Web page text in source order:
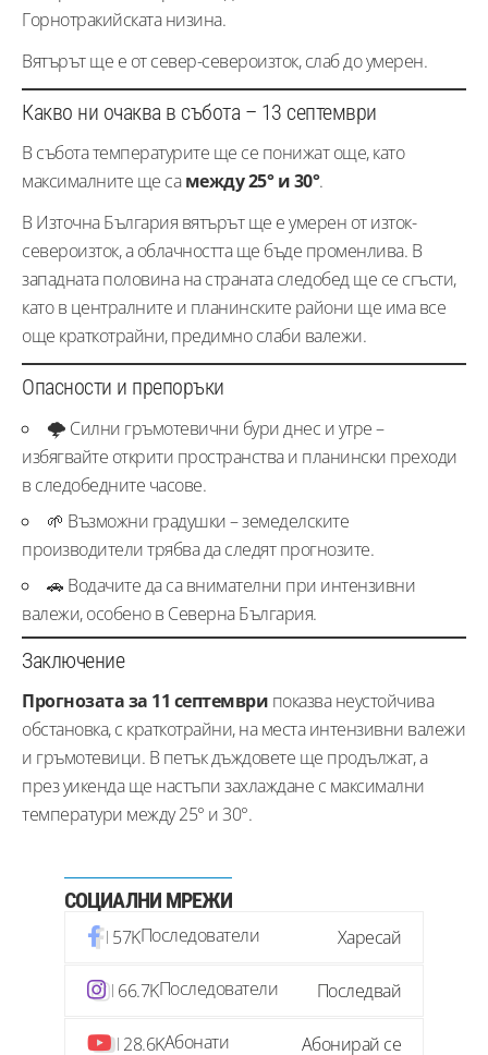
Горнотракийската низина.
Вятърът ще е от север-североизток, слаб до умерен.
Какво ни очаква в събота – 13 септември
В събота температурите ще се понижат още, като
максималните ще самежду 25° и 30°.
В Източна България вятърът ще е умерен от изток-
североизток, а облачността ще бъде променлива. В
западната половина на страната следобед ще се сгъсти,
като в централните и планинските райони ще има все
още краткотрайни, предимно слаби валежи.
Опасности и препоръки
🌩️ Силни гръмотевични бури днес и утре –
избягвайте открити пространства и планински преходи
в следобедните часове.
🌱 Възможни градушки – земеделските
производители трябва да следят прогнозите.
🚗 Водачите да са внимателни при интензивни
валежи, особено в Северна България.
Заключение
Прогнозата за 11 септември показва неустойчива
обстановка, с краткотрайни, на места интензивни валежи
и гръмотевици. В петък дъждовете ще продължат, а
през уикенда ще настъпи захлаждане с максимални
температури между 25° и 30°.
СОЦИАЛНИ МРЕЖИ
57KПоследователи Харесай
66.7KПоследователи Последвай
28.6KАбонати Абонирай се